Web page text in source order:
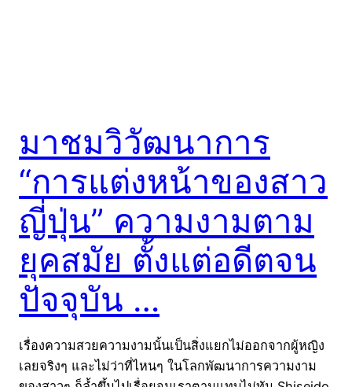
มาชมวิวัฒนาการ
“การแต่งหน้าของสาว
ญี่ปุ่น” ความงามตาม
ยุคสมัย ตั้งแต่อดีตจน
ปัจจุบัน …
เรื่องความสวยความงามนั้นเป็นสิ่งแยกไม่ออกจากผู้หญิง
เลยจริงๆ และไม่ว่าที่ไหนๆ ในโลกพัฒนาการความงาม